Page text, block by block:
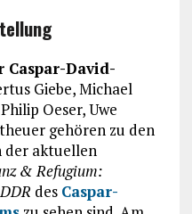
Caspar-David-
Giebe, Michael
Oeser, Uwe
gehören zu den
der aktuellen
& Refugium:
des Caspar-